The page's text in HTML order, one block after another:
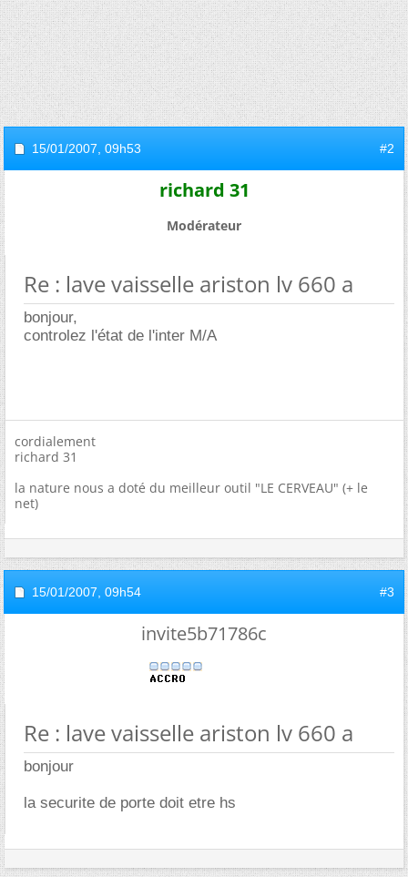
15/01/2007, 09h53 #2
richard 31
Modérateur
Re : lave vaisselle ariston lv 660 a
bonjour,
controlez l'état de l'inter M/A
cordialement
richard 31
la nature nous a doté du meilleur outil "LE CERVEAU" (+ le
net)
15/01/2007, 09h54 #3
invite5b71786c
Re : lave vaisselle ariston lv 660 a
bonjour
la securite de porte doit etre hs